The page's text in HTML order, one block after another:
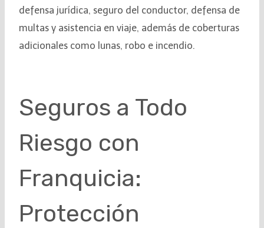
defensa jurídica, seguro del conductor, defensa de
multas y asistencia en viaje, además de coberturas
adicionales como lunas, robo e incendio.
Seguros a Todo
Riesgo con
Franquicia:
Protección